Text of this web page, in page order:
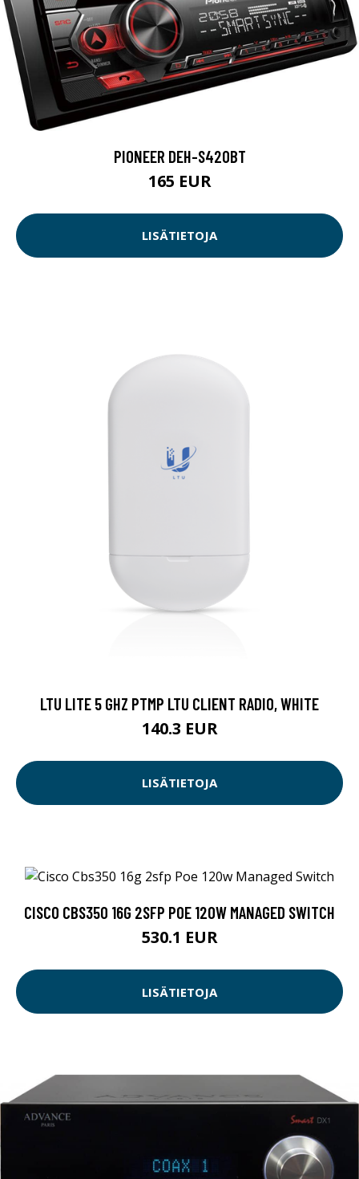
PIONEER DEH-S420BT
165 EUR
LISÄTIETOJA
LTU LITE 5 GHZ PTMP LTU CLIENT RADIO, WHITE
140.3 EUR
LISÄTIETOJA
CISCO CBS350 16G 2SFP POE 120W MANAGED SWITCH
530.1 EUR
LISÄTIETOJA